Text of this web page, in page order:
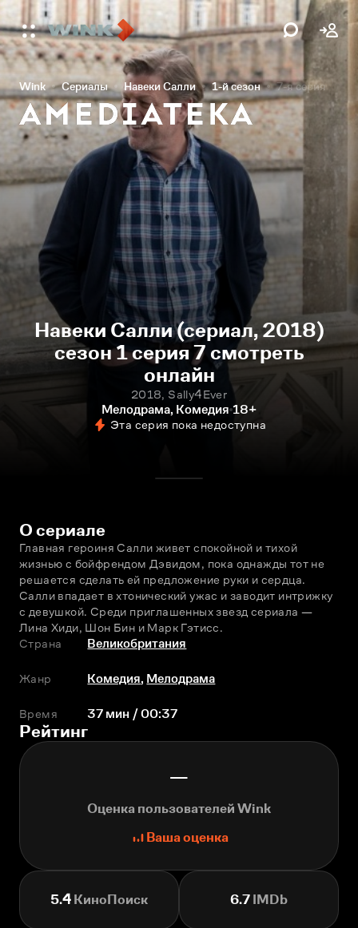
Wink Сериалы Навеки Салли 1-й сезон 7-я серия
Навеки Салли (сериал, 2018)
сезон 1 серия 7 смотреть
онлайн
2018, Sally4Ever
Мелодрама, Комедия 18+
Эта серия пока недоступна
О сериале
Главная героиня Салли живет спокойной и тихой
жизнью с бойфрендом Дэвидом, пока однажды тот не
решается сделать ей предложение руки и сердца.
Салли впадает в хтонический ужас и заводит интрижку
с девушкой. Среди приглашенных звезд сериала —
Лина Хиди, Шон Бин и Марк Гэтисс.
Страна
Великобритания
Жанр Комедия, Мелодрама
Время 37 мин / 00:37
Рейтинг
—
Оценка пользователей Wink
Ваша оценка
5.4 КиноПоиск 6.7 IMDb